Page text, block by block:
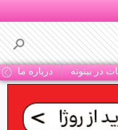
در بیتوته درباره ما